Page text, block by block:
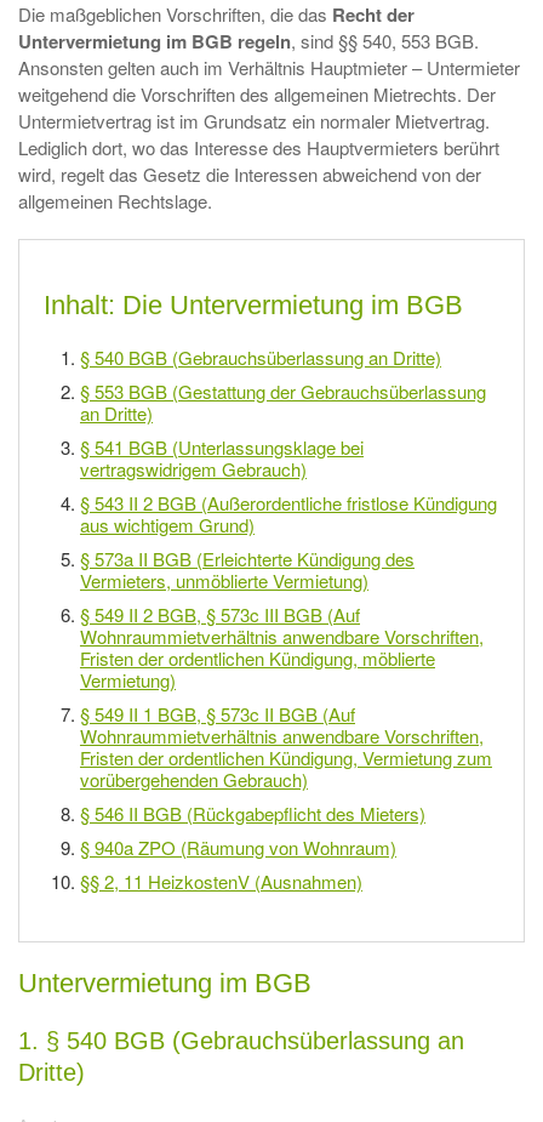
Die maßgeblichen Vorschriften, die das Recht der
Untervermietung im BGB regeln, sind §§ 540, 553 BGB.
Ansonsten gelten auch im Verhältnis Hauptmieter – Untermieter
weitgehend die Vorschriften des allgemeinen Mietrechts. Der
Untermietvertrag ist im Grundsatz ein normaler Mietvertrag.
Lediglich dort, wo das Interesse des Hauptvermieters berührt
wird, regelt das Gesetz die Interessen abweichend von der
allgemeinen Rechtslage.
Inhalt: Die Untervermietung im BGB
§ 540 BGB (Gebrauchsüberlassung an Dritte)
§ 553 BGB (Gestattung der Gebrauchsüberlassung
an Dritte)
§ 541 BGB (Unterlassungsklage bei
vertragswidrigem Gebrauch)
§ 543 II 2 BGB (Außerordentliche fristlose Kündigung
aus wichtigem Grund)
§ 573a II BGB (Erleichterte Kündigung des
Vermieters, unmöblierte Vermietung)
§ 549 II 2 BGB, § 573c III BGB (Auf
Wohnraummietverhältnis anwendbare Vorschriften,
Fristen der ordentlichen Kündigung, möblierte
Vermietung)
§ 549 II 1 BGB, § 573c II BGB (Auf
Wohnraummietverhältnis anwendbare Vorschriften,
Fristen der ordentlichen Kündigung, Vermietung zum
vorübergehenden Gebrauch)
§ 546 II BGB (Rückgabepflicht des Mieters)
§ 940a ZPO (Räumung von Wohnraum)
§§ 2, 11 HeizkostenV (Ausnahmen)
Untervermietung im BGB
1. § 540 BGB (Gebrauchsüberlassung an
Dritte)